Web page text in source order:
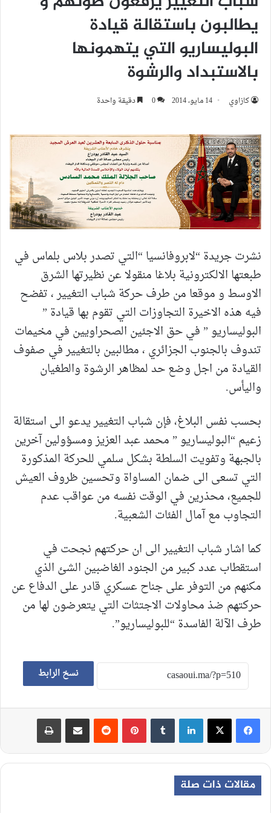
يطالبون باستقالة قيادة
البوليساريو التي يتهمونها
بالاستبداد والرشوة
كازاوي 14 مايو، 2014 0 دقيقة واحدة
نشرت جريدة “لابروفانسيا “التي تصدر بلاس بلماس في
طبعتها الالكترونية بلاغا منقولا عن نظيرتها الشرق
الاوسط و موقعا من طرف حركة شباب التغيير ، تفضح
فيه هذه الاخيرة التجاوزات التي تقوم بها قيادة ”
البوليساريو ” في حق الاجئين الصحراويين في مخيمات
تندوف بالجنوب الجزائري ، مطالبين بالتغيير في صفوف
القيادة من اجل وضع حد لمظاهر الرشوة والطغيان
واليأس.
بحسب نفس البلاغ، فإن شباب التغيير يدعو الى استقالة
زعيم “البوليساريو ” محمد عبد العزيز ومسؤولين آخرين
بالجبهة وتفويت السلطة بشكل سلمي للحركة المذكورة
التي تسعى الى ضمان المساواة وتحسين ظروف العيش
للجميع، محذرين في الوقت نفسه من عواقب عدم
التجاوب مع آمال الفئات الشعبية.
كما اشار شباب التغيير الى ان حركتهم نجحت في
استقطاب عدد كبير من الجنود الغاضبين الشئ الذي
مكنهم من التوفر على جناح عسكري قادر على الدفاع عن
حركتهم ضذ محاولات الاجتثات التي يتعرضون لها من
طرف الآلة الفاسدة “للبوليساريو”.
نسخ الرابط
لينكدإن بينتيريست
مقالات ذات صلة